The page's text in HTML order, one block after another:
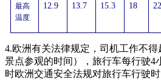
最高
温度
12.9 13.7 15.3 18 22
4.欧洲有关法律规定，司机工作不得
景点参观的时间），旅行车每行驶4
时欧洲交通安全法规对旅行车行驶